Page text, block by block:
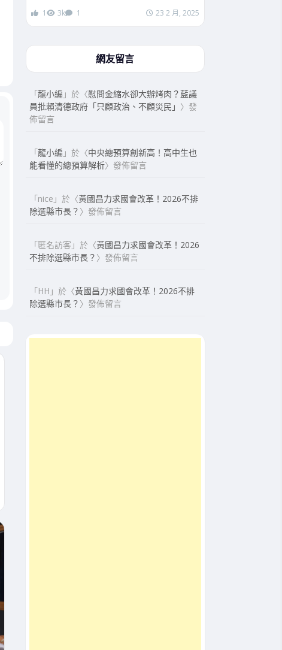
1 3k 1 23 2 月, 2025
網友留言
「龍小編 」於〈慰問金縮水卻大辦烤肉？藍議
員批賴清德政府「只顧政治、不顧災民」 〉發
佈留言
「龍小編 」於〈中央總預算創新高！高中生也
能看懂的總預算解析〉發佈留言
「nice 」於〈黃國昌力求國會改革！2026不排
除選縣市長？ 〉發佈留言
「匿名訪客 」於〈黃國昌力求國會改革！2026
不排除選縣市長？ 〉發佈留言
「HH 」於〈黃國昌力求國會改革！2026不排
除選縣市長？ 〉發佈留言